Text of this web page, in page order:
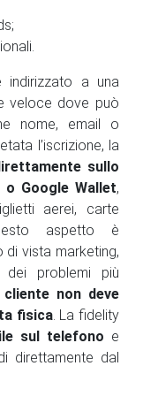
indirizzato a una
veloce dove può
nome, email o
l’iscrizione, la
sullo
Google Wallet,
aerei, carte
aspetto è
vista marketing,
dei problemi più
non deve
fisica. La fidelity
sul telefono e
direttamente dal